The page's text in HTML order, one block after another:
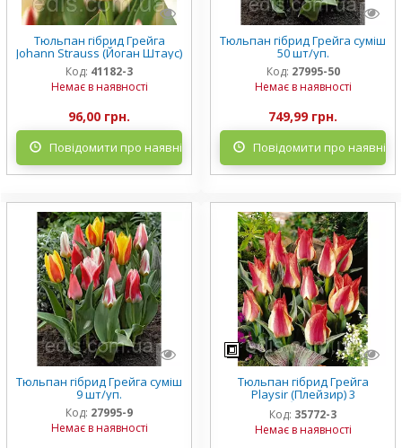
Тюльпан гібрид Грейга
Johann Strauss (Йоган Штаус)
Код: 41182-3
Немає в наявності
96,00 грн.
Повідомити про наявність
Тюльпан гібрид Грейга суміш
50 шт/уп.
Код: 27995-50
Немає в наявності
749,99 грн.
Повідомити про
Тюльпан гібрид Грейга суміш
9 шт/уп.
Код: 27995-9
Немає в наявності
Тюльпан гібрид Грейга
Playsir (Плейзир) 3
цибулинки
Код: 35772-3
Немає в наявності